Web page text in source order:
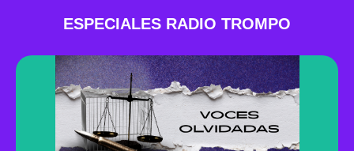
ESPECIALES RADIO TROMPO
dentro del Sistema de Responsabilidad Penal
para Adolescentes (SRPA), desde sus
propias voces.
Descubrir